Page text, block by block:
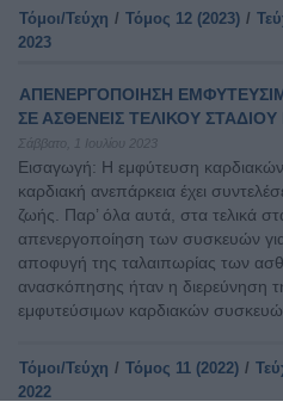
Τόμοι/Τεύχη / Τόμος 12 (2023) /
2023
ΑΠΕΝΕΡΓΟΠΟΙΗΣΗ
ΣΕ ΑΣΘΕΝΕΙΣ ΤΕΛΙΚΟΥ
Σάββατο, 1 Ιουλίου 2023
Εισαγωγή: Η εμφύτευση
καρδιακή ανεπάρκεια έχει
ζωής. Παρ’ όλα αυτά, στα τελικά
απενεργοποίηση των συσκευών για
αποφυγή της ταλαιπωρίας των
ανασκόπησης ήταν η διερεύνηση
εμφυτεύσιμων καρδιακών
Τόμοι/Τεύχη / Τόμος 11 (2022) /
2022